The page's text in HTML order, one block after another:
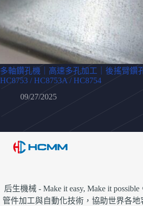
多軸鑽孔機｜高速多孔加工｜後搖臂鑽
HC8753 / HC8753A / HC8754
09/27/2025
后生機械 - Make it easy, Make it
管件加工與自動化技術，協助世界各